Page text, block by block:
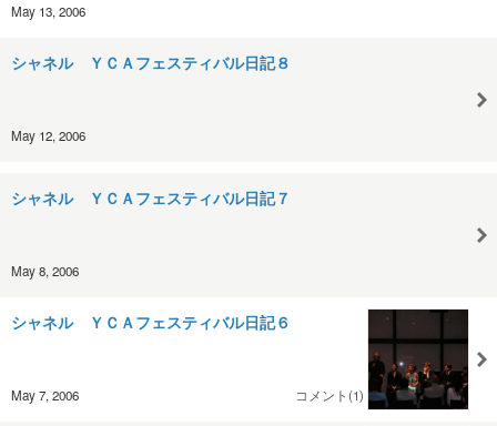
May 13, 2006
シャネル ＹＣＡフェスティバル日記８
May 12, 2006
シャネル ＹＣＡフェスティバル日記７
May 8, 2006
シャネル ＹＣＡフェスティバル日記６
May 7, 2006 コメント(1)